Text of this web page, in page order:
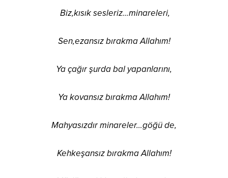
Biz,kısık sesleriz…minareleri,
Sen,ezansız bırakma Allahım!
Ya çağır şurda bal yapanlarını,
Ya kovansız bırakma Allahım!
Mahyasızdır minareler…göğü de,
Kehkeşansız bırakma Allahım!